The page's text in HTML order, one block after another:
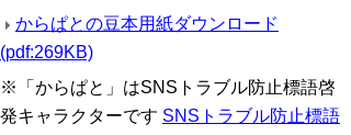
からぱとの豆本用紙ダウンロード
(pdf:269KB)
※「からぱと」はSNSトラブル防止標語啓
発キャラクターです SNSトラブル防止標語